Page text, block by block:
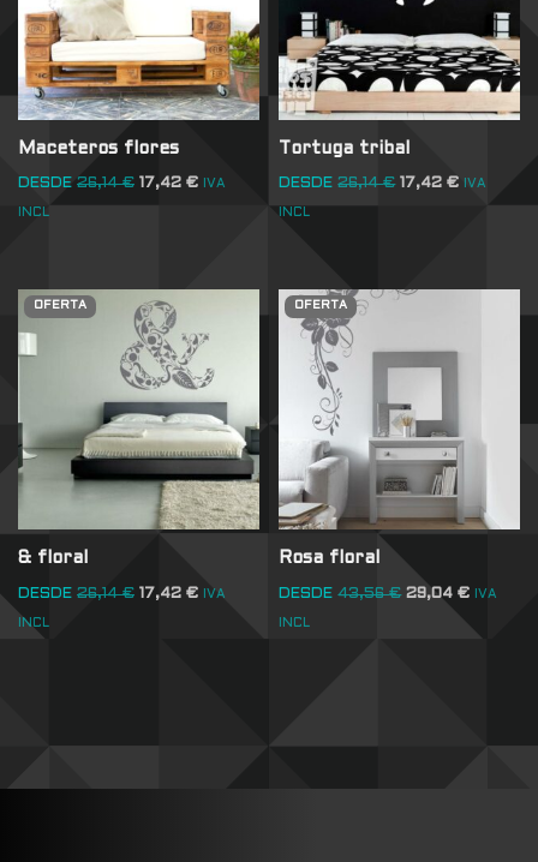
Maceteros flores
DESDE 26,14€ 17,42 € IVA
INCL
Tortuga tribal
DESDE 26,14€ 17,42€ IVA
INCL
OFERTA
& floral
DESDE 26,14€ 17,42 € IVA
INCL
OFERTA
Rosa floral
DESDE 43,56€ 29,04€ IVA
INCL